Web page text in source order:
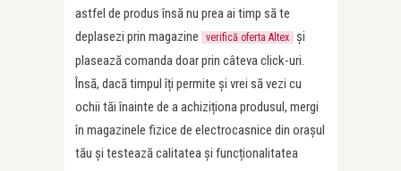
astfel de produs însă nu prea ai timp să te
deplasezi prin magazine
verifică oferta Altex
și
plasează comanda doar prin câteva click-uri.
Însă, dacă timpul îți permite și vrei să vezi cu
ochii tăi înainte de a achiziționa produsul, mergi
în magazinele fizice de electrocasnice din orașul
tău și testează calitatea și funcționalitatea